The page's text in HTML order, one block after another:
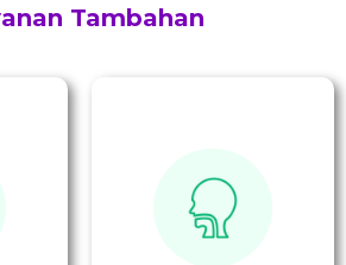
Tambahan
Memberikan asupan
makanan dan